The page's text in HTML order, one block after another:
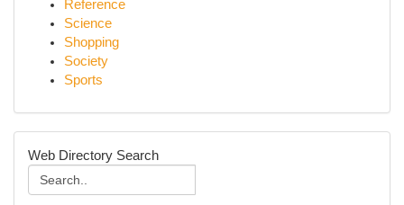
Reference
Science
Shopping
Society
Sports
Web Directory Search